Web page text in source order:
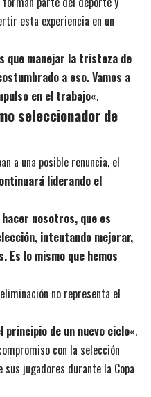
esta experiencia en un
que manejar la tristeza de
a eso. Vamos a
en el trabajo«.
seleccionador de
a una posible renuncia, el
liderando el
nosotros, que es
intentando mejorar,
Es lo mismo que hemos
no representa el
de un nuevo ciclo«.
con la selección
jugadores durante la Copa